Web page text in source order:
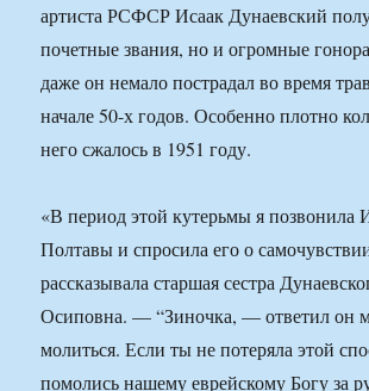
артиста РСФСР Исаак Дунаевский
почетные звания, но и огромные
даже он немало пострадал во время
начале 50-х годов. Особенно плотно
него сжалось в 1951 году.
«В период этой кутерьмы я позвонила
Полтавы и спросила его о
рассказывала старшая сестра
Осиповна. — “Зиночка, — ответил он
молиться. Если ты не потеряла этой
помолись нашему еврейскому Богу за